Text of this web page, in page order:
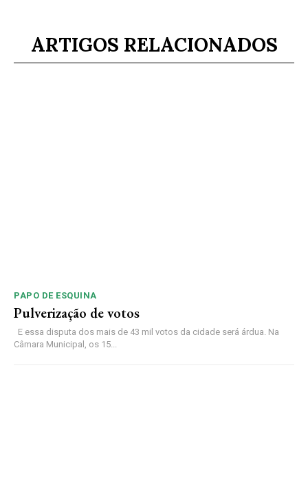
ARTIGOS RELACIONADOS
PAPO DE ESQUINA
Pulverização de votos
E essa disputa dos mais de 43 mil votos da cidade será árdua. Na
Câmara Municipal, os 15...